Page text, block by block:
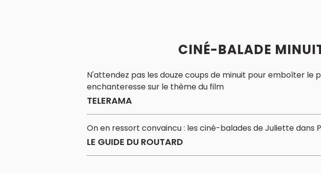
CINÉ-BALADE
N'attendez pas les douze coups de minuit pour emboîter le
enchanteresse sur le thème du film
TELERAMA
On en ressort convaincu : les ciné-balades de Juliette dans
LE GUIDE DU ROUTARD